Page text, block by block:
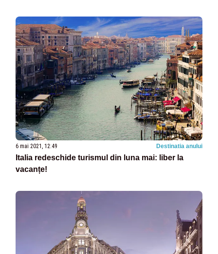
6 mai 2021, 12:49 Destinatia anului
Italia redeschide turismul din luna mai: liber la
vacanțe!